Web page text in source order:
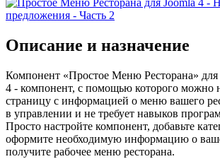
Описание и назначение
Компонент «Простое Меню Ресторана» для
4 - компонент, с помощью которого можно
страницу с информацией о меню вашего
в управлении и не требует навыков
Просто настройте компонент, добавьте
оформите необходимую информацию о
получите рабочее меню ресторана.